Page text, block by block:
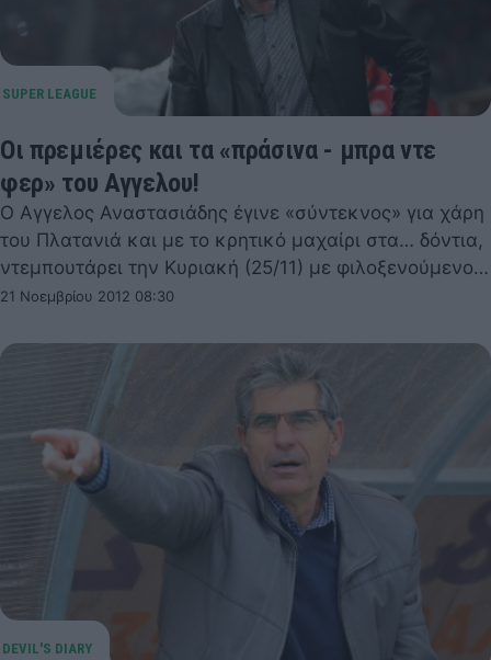
Οι πρεμιέρες και τα «πράσινα - μπρα ντε
φερ» του Αγγελου!
Ο Αγγελος Αναστασιάδης έγινε «σύντεκνος» για χάρη
του Πλατανιά και με το κρητικό μαχαίρι στα… δόντια,
ντεμπουτάρει την Κυριακή (25/11) με φιλοξενούμενο…
21 Νοεμβρίου 2012 08:30